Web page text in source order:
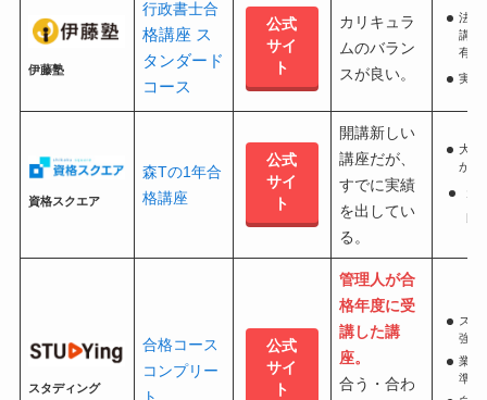
伊藤塾
行政書士合
格講座 ス
タンダード
コース
公式
サイ
ト
カリキュラ
ムのバラン
スが良い。
法律
講座
有名
実績
資格スクエア
森Tの1年合
格講座
公式
サイ
ト
開講新しい
講座だが、
すでに実績
を出してい
る。
大人
が担
スタディング
合格コース
コンプリー
公式
サイ
ト
管理人が合
格年度に受
講した講
座。
合う・合わ
スマ
強が
業界
準